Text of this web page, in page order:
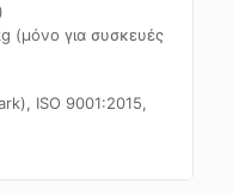
(μόνο για συσκευές
ISO 9001:2015,